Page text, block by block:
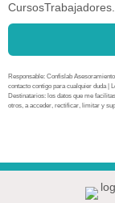
Responsable: Confislab
contacto contigo para cualquier duda |
Destinatarios: los datos que me
otros, a acceder, rectificar, limitar y